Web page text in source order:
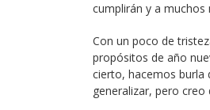
cumplirán y a muchos
Con un poco de
propósitos de año
cierto, hacemos burla
generalizar, pero